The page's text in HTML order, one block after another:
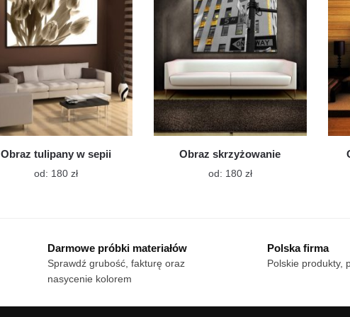
wybrać
na
stronie
produktu
wybrać
na
stronie
produktu
Obraz tulipany w sepii
od: 180 złTen
Opcje
można
wybrać
Obraz skrzyżowanie
od: 180 złTen
Opcje
można
Darmowe próbki materiałów
Sprawdź grubość, fakturę oraz
nasycenie kolorem
Polska firma
Polskie produkty,